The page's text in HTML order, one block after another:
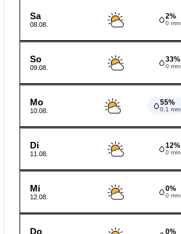
Sa
08.08.
2%
0 mm
So
09.08.
33%
0 mm
Mo
10.08.
55%
0.1 mm
Di
11.08.
12%
0 mm
Mi
12.08.
0%
0 mm
Do 0%